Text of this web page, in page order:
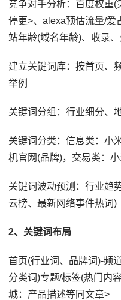
竞争对手分析：百度权重(
停更>、alexa预估流量/爱
站年龄(域名年龄)、收录
建立关键词库：按首页、
举例
关键词分组：行业细分、
关键词分类：信息类：小
机官网(品牌)，交易类：小
关键词波动预测：行业趋
云榜、最新网络事件热词)
2、关键词布局
首页(行业词、品牌词)-频
分类词)专题/标签(热门内
城：产品描述等同文章>